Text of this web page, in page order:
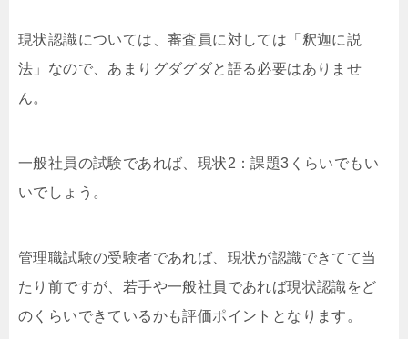
現状認識については、審査員に対しては「釈迦に説
法」なので、あまりグダグダと語る必要はありませ
ん。
一般社員の試験であれば、現状2：課題3くらいでもい
いでしょう。
管理職試験の受験者であれば、現状が認識できてて当
たり前ですが、若手や一般社員であれば現状認識をど
のくらいできているかも評価ポイントとなります。